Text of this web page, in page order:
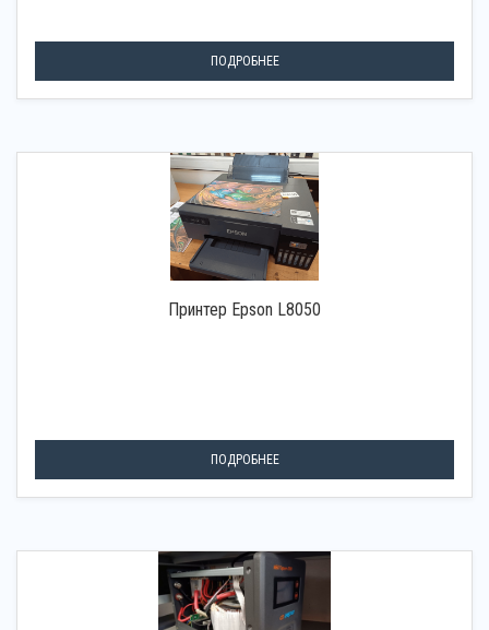
ПОДРОБНЕЕ
Принтер Epson L8050
ПОДРОБНЕЕ